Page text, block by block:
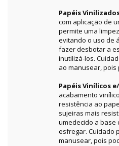
Papéis
com aplicação de
permite uma
evitando o uso de
fazer desbotar a
inutilizá-los.
ao manusear,
Papéis Vinílicos
acabamento
resistência ao
sujeiras mais
umedecido a base
esfregar. Cuidado
manusear, pois